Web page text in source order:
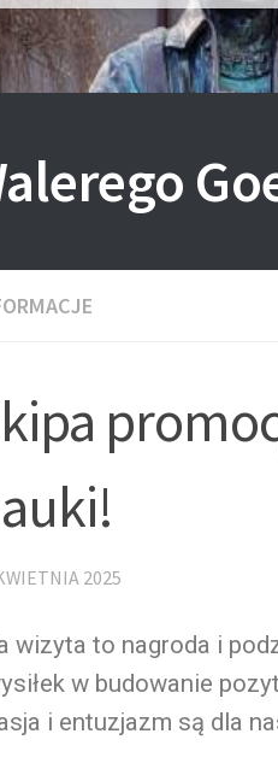
2025
wizyta to nagroda i
w budowanie
i entuzjazm są dla